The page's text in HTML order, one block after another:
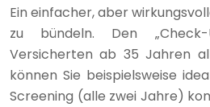
Ein einfacher, aber
zu bündeln. Den
Versicherten ab 35 Jahren
können Sie beispielsweise
Screening (alle zwei Jahre)